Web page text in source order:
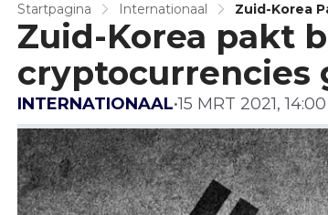
Startpagina Internationaal
Zuid-Korea
Aan
Zuid-Korea pakt
cryptocurrencies
INTERNATIONAAL•15 MRT 2021, 14:00